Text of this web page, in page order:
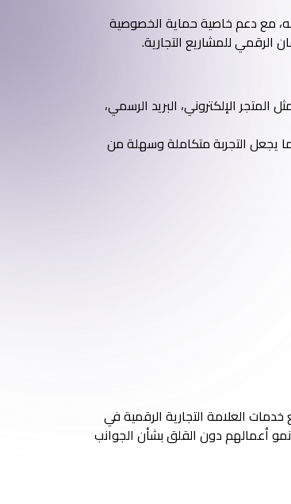
مع دعم خاصية حماية الخصوصية
الإلكتروني، البريد الرسمي،
يجعل التجربة متكاملة وسهلة من
العلامة التجارية الرقمية في
نمو أعمالهم دون القلق بشأن الجوانب